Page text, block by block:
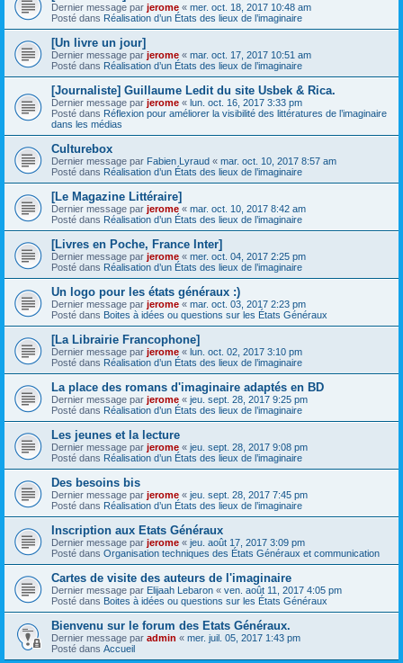
Dernier message par jerome « mer. oct. 18, 2017 10:48 am
Posté dans Réalisation d’un États des lieux de l’imaginaire
[Un livre un jour]
Dernier message par jerome « mar. oct. 17, 2017 10:51 am
Posté dans Réalisation d’un États des lieux de l’imaginaire
[Journaliste] Guillaume Ledit du site Usbek & Rica.
Dernier message par jerome « lun. oct. 16, 2017 3:33 pm
Posté dans Réflexion pour améliorer la visibilité des littératures de l’imaginaire
dans les médias
Culturebox
Dernier message par Fabien Lyraud « mar. oct. 10, 2017 8:57 am
Posté dans Réalisation d’un États des lieux de l’imaginaire
[Le Magazine Littéraire]
Dernier message par jerome « mar. oct. 10, 2017 8:42 am
Posté dans Réalisation d’un États des lieux de l’imaginaire
[Livres en Poche, France Inter]
Dernier message par jerome « mer. oct. 04, 2017 2:25 pm
Posté dans Réalisation d’un États des lieux de l’imaginaire
Un logo pour les états généraux :)
Dernier message par jerome « mar. oct. 03, 2017 2:23 pm
Posté dans Boites à idées ou questions sur les États Généraux
[La Librairie Francophone]
Dernier message par jerome « lun. oct. 02, 2017 3:10 pm
Posté dans Réalisation d’un États des lieux de l’imaginaire
La place des romans d'imaginaire adaptés en BD
Dernier message par jerome « jeu. sept. 28, 2017 9:25 pm
Posté dans Réalisation d’un États des lieux de l’imaginaire
Les jeunes et la lecture
Dernier message par jerome « jeu. sept. 28, 2017 9:08 pm
Posté dans Réalisation d’un États des lieux de l’imaginaire
Des besoins bis
Dernier message par jerome « jeu. sept. 28, 2017 7:45 pm
Posté dans Réalisation d’un États des lieux de l’imaginaire
Inscription aux Etats Généraux
Dernier message par jerome « jeu. août 17, 2017 3:09 pm
Posté dans Organisation techniques des États Généraux et communication
Cartes de visite des auteurs de l'imaginaire
Dernier message par Elijaah Lebaron « ven. août 11, 2017 4:05 pm
Posté dans Boites à idées ou questions sur les États Généraux
Bienvenu sur le forum des Etats Généraux.
Dernier message par admin « mer. juil. 05, 2017 1:43 pm
Posté dans Accueil